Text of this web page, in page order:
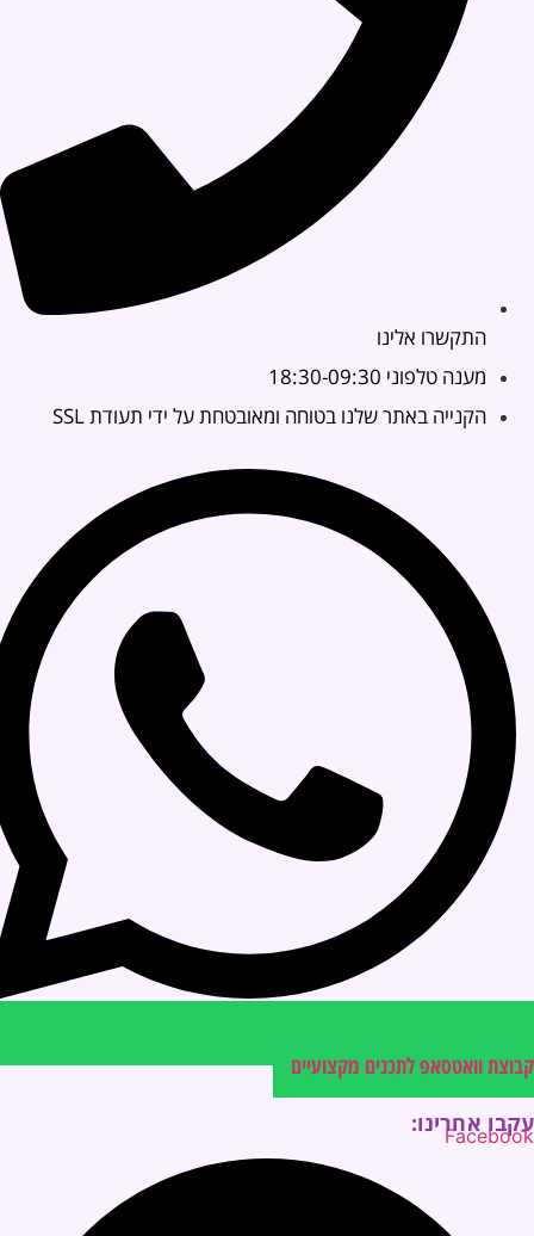
התקשרו אלינו
מענה טלפוני 18:30-09:30
הקנייה באתר שלנו בטוחה ומאובטחת על ידי תעודת SSL
קבוצת וואטסאפ לתכנים מקצועיים
עקבו אחרינו:
Facebook